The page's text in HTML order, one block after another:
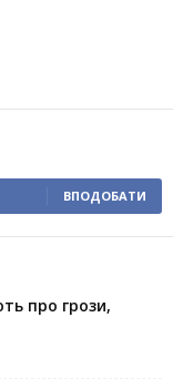
ВПОДОБАТИ
про грози,